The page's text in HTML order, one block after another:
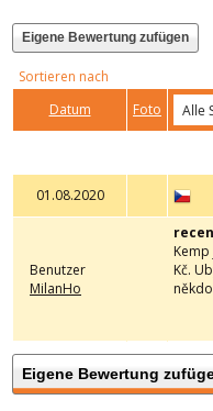
Eigene Bewertung zufügen
Sortieren nach
Datum
Foto
01.08.2020
Benutzer
MilanHo
Kč.
Eigene Bewertung